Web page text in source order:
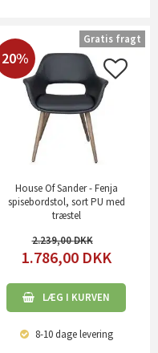
20%
House Of Sander - Fenja
spisebordstol, sort PU med
træstel
2.239,00
1.786,00 DKK
LÆG I KURVEN
8-10 dagelevering
Gratis fragt